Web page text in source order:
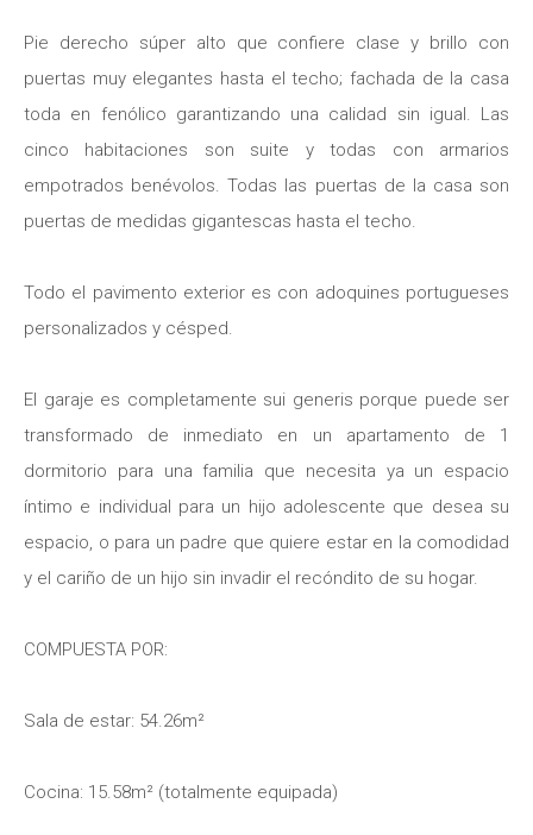
Pie derecho súper alto que confiere clase y brillo con
puertas muy elegantes hasta el techo; fachada de la casa
toda en fenólico garantizando una calidad sin igual. Las
cinco habitaciones son suite y todas con armarios
empotrados benévolos. Todas las puertas de la casa son
puertas de medidas gigantescas hasta el techo.
Todo el pavimento exterior es con adoquines portugueses
personalizados y césped.
El garaje es completamente sui generis porque puede ser
transformado de inmediato en un apartamento de 1
dormitorio para una familia que necesita ya un espacio
íntimo e individual para un hijo adolescente que desea su
espacio, o para un padre que quiere estar en la comodidad
y el cariño de un hijo sin invadir el recóndito de su hogar.
COMPUESTA POR:
Sala de estar: 54.26m²
Cocina: 15.58m² (totalmente equipada)